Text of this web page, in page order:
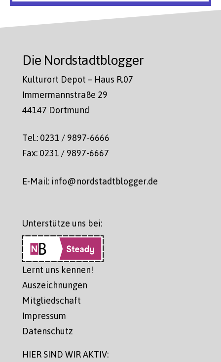
Die Nordstadtblogger
Kulturort Depot – Haus R.07
Immermannstraße 29
44147 Dortmund
Tel.: 0231 / 9897-6666
Fax: 0231 / 9897-6667
E-Mail: info@nordstadtblogger.de
Unterstütze uns bei:
Lernt uns kennen!
Auszeichnungen
Mitgliedschaft
Impressum
Datenschutz
HIER SIND WIR AKTIV: